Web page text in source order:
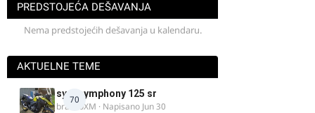
PREDSTOJEĆA DEŠAVANJA
Nema predstojećih dešavanja u kalendaru.
AKTUELNE TEME
70
sym symphony 125 sr
brankoXM · Napisano Jun 30